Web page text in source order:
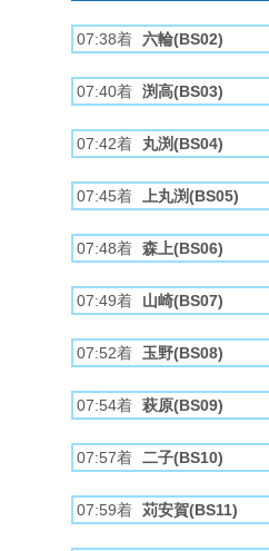
07:38着 六輪(BS02)
07:40着 渕高(BS03)
07:42着 丸渕(BS04)
07:45着 上丸渕(BS05)
07:48着 森上(BS06)
07:49着 山崎(BS07)
07:52着 玉野(BS08)
07:54着 萩原(BS09)
07:57着 二子(BS10)
07:59着 苅安賀(BS11)